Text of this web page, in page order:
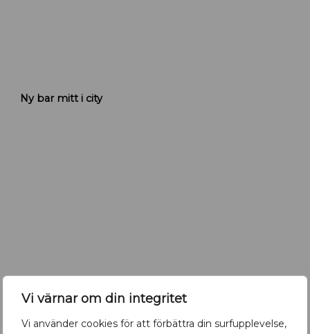
Vi värnar om din integritet
Vi använder cookies för att förbättra din surfupplevelse,
r
s
a
Ny bar mitt i city